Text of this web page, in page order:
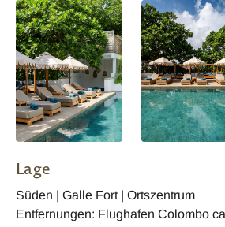
Lage
Süden | Galle Fort | Ortszentrum
Entfernungen: Flughafen Colombo